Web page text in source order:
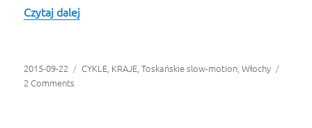
Czytaj dalej
Opublikowano
2015-09-22 Kategorie
CYKLE, KRAJE,Toskańskie slow-motion,Włochy
2 Comments